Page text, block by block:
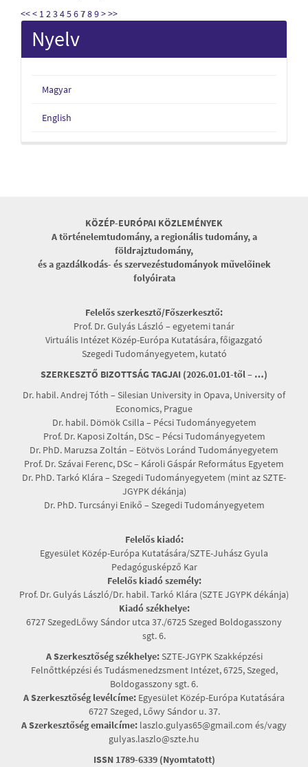
<<< 1 2 3456789>>>
Nyelv
Magyar
English
KÖZÉP-EURÓPAI KÖZLEMÉNYEK
A történelemtudomány, a regionális tudomány, a
földrajztudomány,
és a gazdálkodás- és szervezéstudományok művelőinek
folyóirata
Felelős szerkesztő/Főszerkesztő:
Prof. Dr. Gulyás László – egyetemi tanár
Virtuális Intézet Közép-Európa Kutatására, főigazgató
Szegedi Tudományegyetem, kutató
SZERKESZTŐ BIZOTTSÁG TAGJAI (2026.01.01-től – …)
Dr. habil. Andrej Tóth – Silesian University in Opava, University of
Economics, Prague
Dr. habil. Dömök Csilla – Pécsi Tudományegyetem
Prof. Dr. Kaposi Zoltán, DSc – Pécsi Tudományegyetem
Dr. PhD. Maruzsa Zoltán – Eötvös Loránd Tudományegyetem
Prof. Dr. Szávai Ferenc, DSc – Károli Gáspár Református Egyetem
Dr. PhD. Tarkó Klára – Szegedi Tudományegyetem (mint az SZTE-
JGYPK dékánja)
Dr. PhD. Turcsányi Enikő – Szegedi Tudományegyetem
Felelős kiadó:
Egyesület Közép-Európa Kutatására/SZTE-Juhász Gyula
Pedagógusképző Kar
Felelős kiadó személy:
Prof. Dr. Gulyás László/Dr. habil. Tarkó Klára (SZTE JGYPK dékánja)
Kiadó székhelye:
6727 SzegedLőwy Sándor utca 37./6725 Szeged Boldogasszony
sgt. 6.
A Szerkesztőség székhelye:SZTE-JGYPK Szakképzési
Felnőttképzési és Tudásmenedzsment Intézet, 6725, Szeged,
Boldogasszony sgt. 6.
A Szerkesztőség levélcíme: Egyesület Közép-Európa Kutatására
6727 Szeged, Lőwy Sándor u. 37.
A Szerkesztőség emailcíme: laszlo.gulyas65@gmail.com és/vagy
gulyas.laszlo@szte.hu
ISSN 1789-6339 (Nyomtatott)